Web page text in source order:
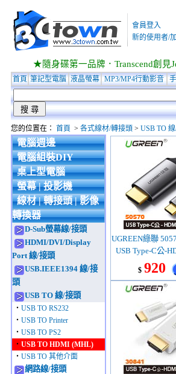
會員登入
新的使用者/
★隨身碟第一品牌．Transcend創見
首頁 筆記型電腦 液晶螢幕 MP3/MP4行動影音
您的位置在： 首頁 > 各式線材/轉接頭 > USB TO
電腦週邊
電腦組裝DIY
桌上型電腦
螢幕 | 投影機
線材 | 轉接頭 | 影像
轉換器
D-Sub螢幕線/接頭
HDMI/DVI/Display
Port 線/接頭
USB.IEEE1394 線/接
頭
USB TO 線/接頭
‧ USB TO RS232
‧ USB TO Printer
‧ USB TO PS2
‧ USB TO HDMI (MHL)
‧ USB TO 其他介面
網路線/接頭
UGREEN綠聯
USB Type-C公-
$ 920